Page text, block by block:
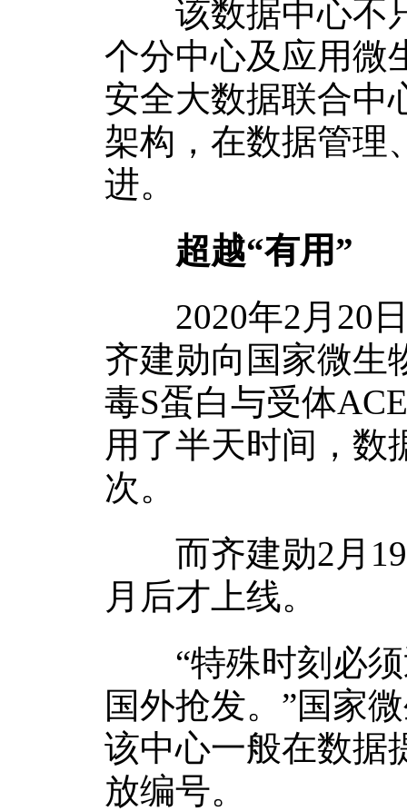
该数据中心不只
个分中心及应用微
安全大数据联合中
架构，在数据管理
进。
超越“有用”
2020年2月20日
齐建勋向国家微生
毒S蛋白与受体
用了半天时间，数
次。
而齐建勋2月19
月后才上线。
“特殊时刻必须
国外抢发。”国家
该中心一般在数据
放编号。